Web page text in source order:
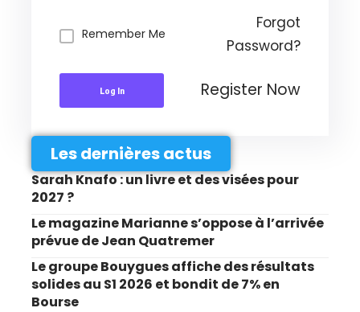
Remember Me
Forgot
Password?
Log In Register Now
Les dernières actus
Sarah Knafo : un livre et des visées pour
2027 ?
Le magazine Marianne s’oppose à l’arrivée
prévue de Jean Quatremer
Le groupe Bouygues affiche des résultats
solides au S1 2026 et bondit de 7% en
Bourse